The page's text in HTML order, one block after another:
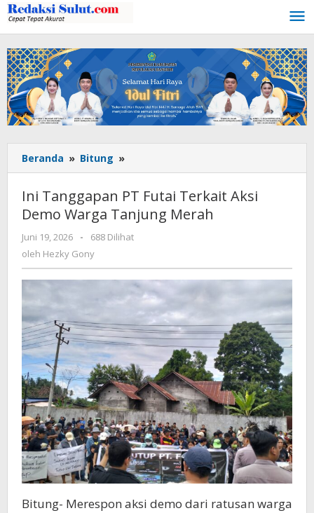
Lewati
ke
konten
Beranda » Bitung »
Tanggapan
Futai
Terkait
Aksi
Merah
Ini Tanggapan PT Futai Terkait Aksi
Demo Warga Tanjung Merah
Juni 19, 2026
oleh
Hezky
Gony
-
688 Dilihat
oleh Hezky Gony
Bitung- Merespon aksi demo dari ratusan warga